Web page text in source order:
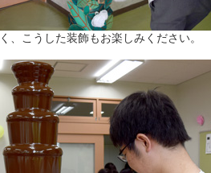
、こうした装飾もお楽しみください。